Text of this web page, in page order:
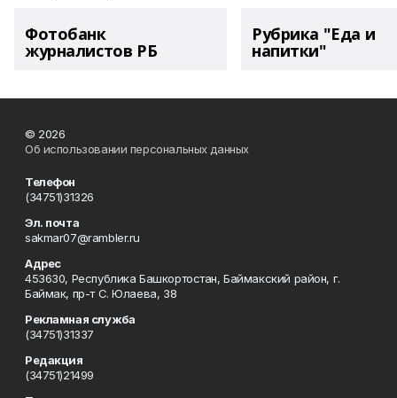
Фотобанк
журналистов РБ
Рубрика "Еда и
напитки"
© 2026
Об использовании персональных данных
Телефон
(34751)31326
Эл. почта
sakmar07@rambler.ru
Адрес
453630, Республика Башкортостан, Баймакский район, г.
Баймак, пр-т С. Юлаева, 38
Рекламная служба
(34751)31337
Редакция
(34751)21499